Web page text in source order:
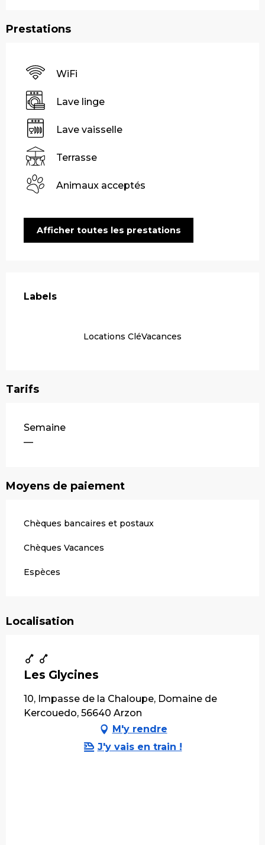
Prestations
WiFi
Lave linge
Lave vaisselle
Terrasse
Animaux acceptés
Afficher toutes les prestations
Labels
Labels
Locations CléVacances
Tarifs
Tarifs 2026
Semaine
—
Moyens de paiement
Chèques bancaires et postaux
Chèques Vacances
Espèces
Localisation
Les Glycines
10, Impasse de la Chaloupe, Domaine de
Kercouedo, 56640 Arzon
M'y rendre
J'y vais en train !